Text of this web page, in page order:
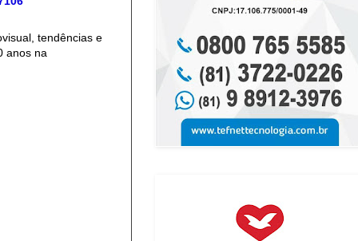
tendências e
anos na